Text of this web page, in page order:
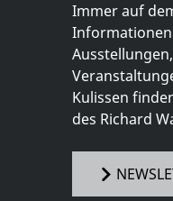
Immer auf
Kulissen
des Richard